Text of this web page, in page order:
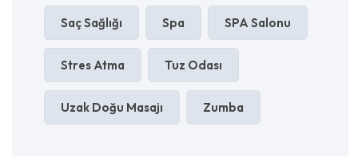
Saç Sağlığı Spa SPA Salonu
Stres Atma Tuz Odası
Uzak Doğu Masajı Zumba